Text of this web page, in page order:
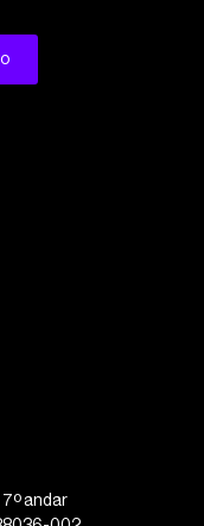
7º andar